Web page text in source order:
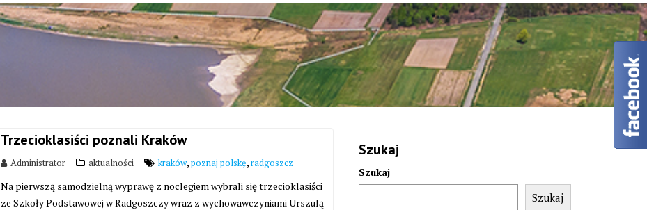
Trzecioklasiści poznali Kraków
Administrator aktualności kraków,poznaj polskę,radgoszcz
Na pierwszą samodzielną wyprawę z noclegiem wybrali się trzecioklasiści
ze Szkoły Podstawowej w Radgoszczy wraz z wychowawczyniami Urszulą
Szukaj
Szukaj
Szukaj